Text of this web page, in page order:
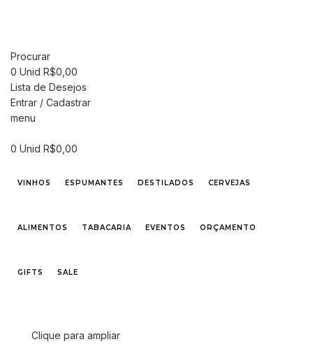
Procurar
0 Unid R$0,00
Lista de Desejos
Entrar / Cadastrar
menu
0 Unid R$0,00
VINHOS ESPUMANTES DESTILADOS CERVEJAS
ALIMENTOS TABACARIA EVENTOS ORÇAMENTO
GIFTS SALE
Clique para ampliar